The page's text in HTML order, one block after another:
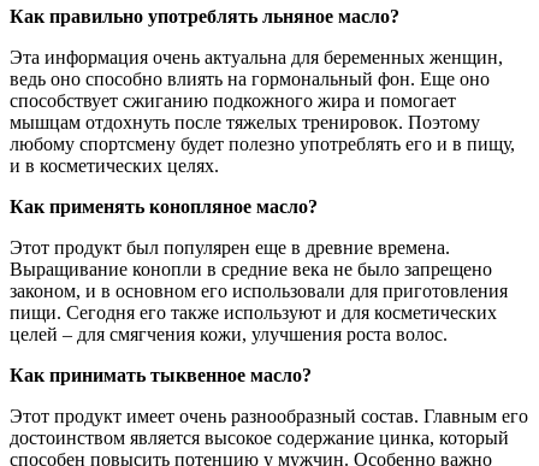
Как правильно употреблять льняное масло?
Эта информация очень актуальна для беременных женщин,
ведь оно способно влиять на гормональный фон. Еще оно
способствует сжиганию подкожного жира и помогает
мышцам отдохнуть после тяжелых тренировок. Поэтому
любому спортсмену будет полезно употреблять его и в пищу,
и в косметических целях.
Как применять конопляное масло?
Этот продукт был популярен еще в древние времена.
Выращивание конопли в средние века не было запрещено
законом, и в основном его использовали для приготовления
пищи. Сегодня его также используют и для косметических
целей – для смягчения кожи, улучшения роста волос.
Как принимать тыквенное масло?
Этот продукт имеет очень разнообразный состав. Главным его
достоинством является высокое содержание цинка, который
способен повысить потенцию у мужчин. Особенно важно